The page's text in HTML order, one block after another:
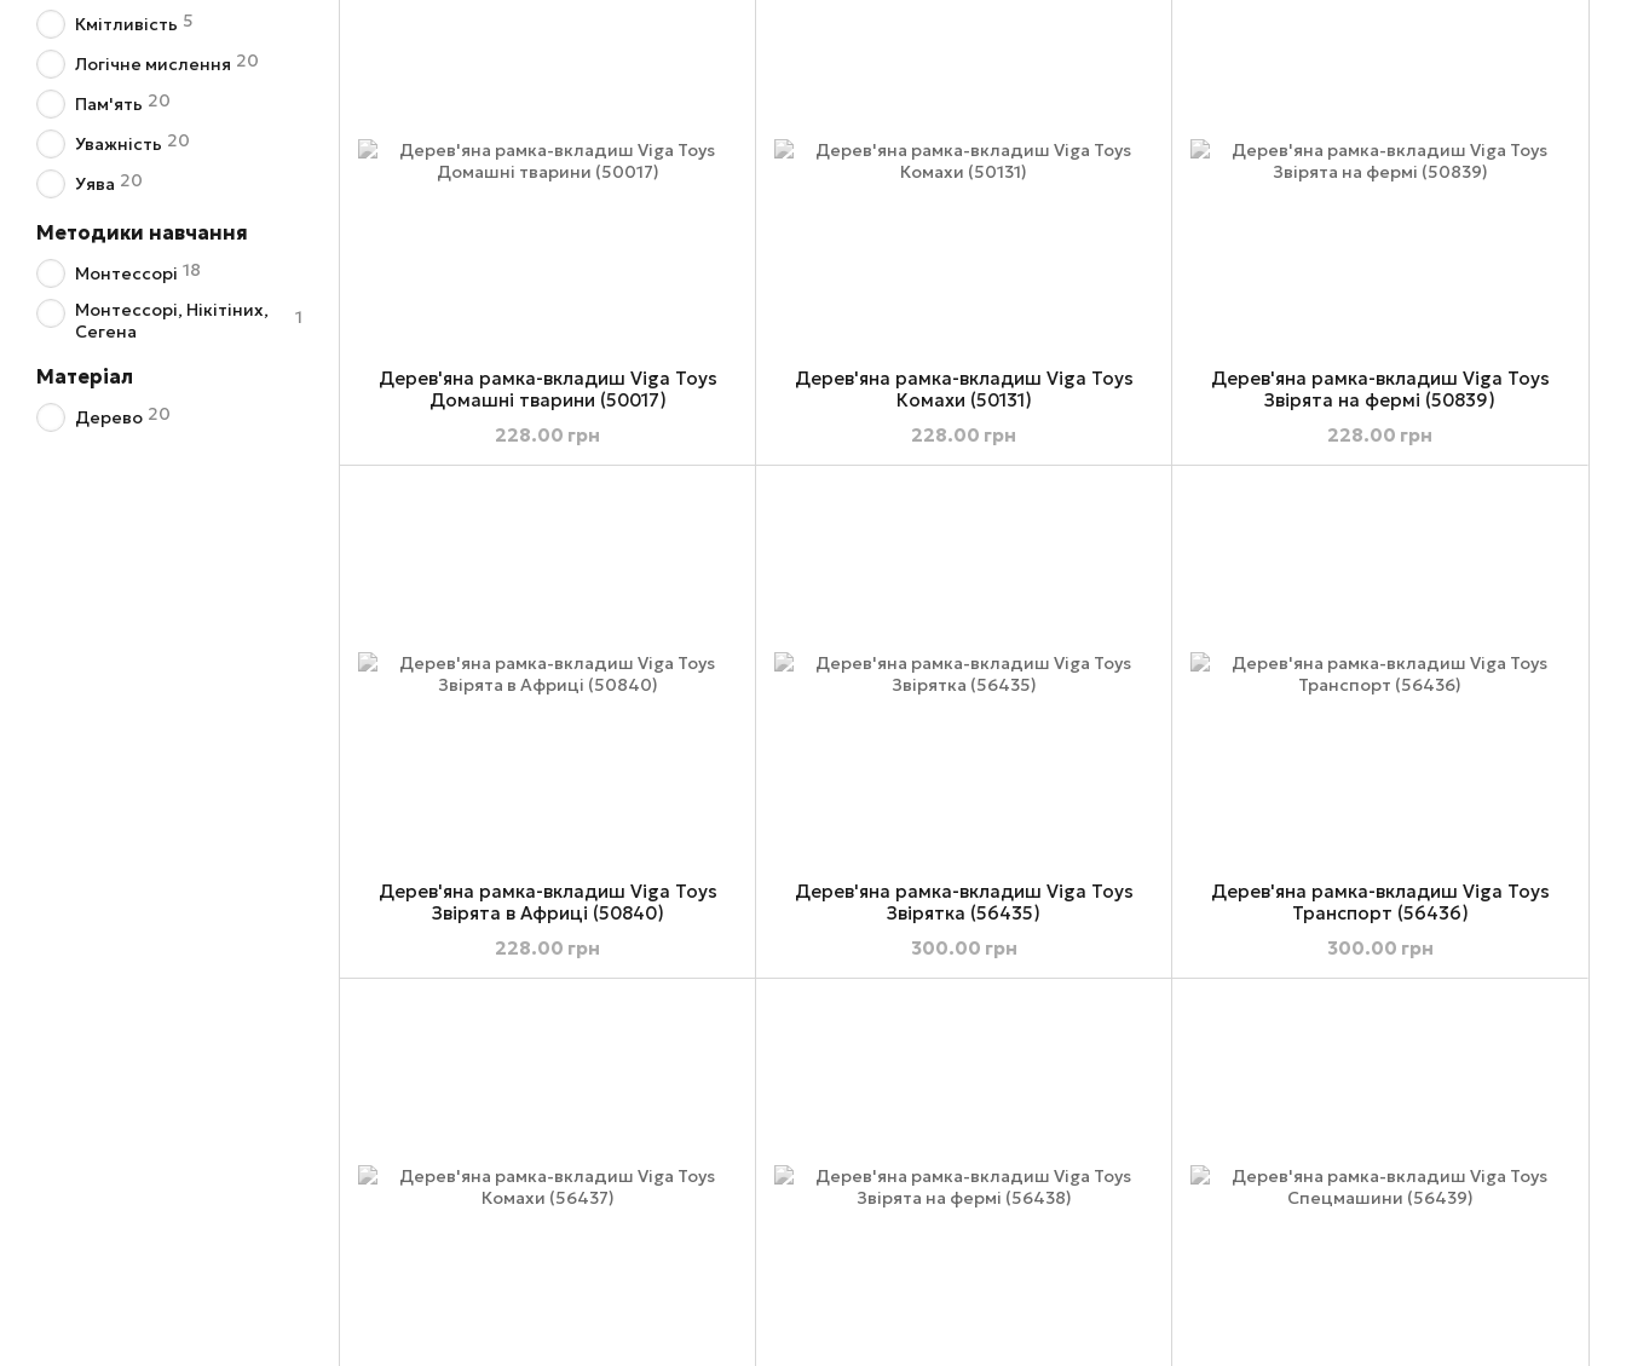
Дерев'яна рамка-вкладиш Viga Toys
Домашні тварини (50017)
228.00 грн
Дерев'яна рамка-вкладиш Viga Toys
Комахи (50131)
228.00 грн
Дерев'яна рамка-вкладиш Viga Toys
Звірята на фермі (50839)
228.00 грн
Дерев'яна рамка-вкладиш Viga Toys
Звірята в Африці (50840)
228.00 грн
Дерев'яна рамка-вкладиш Viga Toys
Звірятка (56435)
300.00 грн
Дерев'яна рамка-вкладиш Viga Toys
Транспорт (56436)
300.00 грн
Кмітливість 5
Логічне мислення 20
Пам'ять 20
Уважність 20
Уява 20
Методики навчання
Монтессорі 18
Монтессорі, Нікітіних,
Сегена
1
Матеріал
Дерево 20